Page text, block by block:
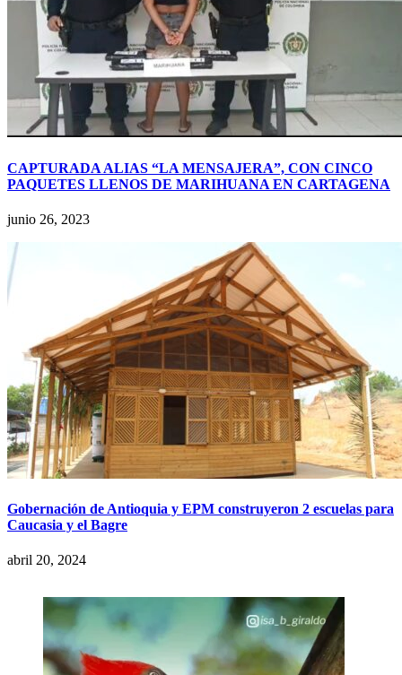
CAPTURADA ALIAS “LA MENSAJERA”, CON CINCO
PAQUETES LLENOS DE MARIHUANA EN CARTAGENA
junio 26, 2023
Gobernación de Antioquia y EPM construyeron 2 escuelas para
Caucasia y el Bagre
abril 20, 2024